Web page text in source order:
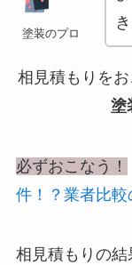
塗装のプロ
相見積もりを
塗
必ずおこなう！
件！？業者比較
相見積もりの結